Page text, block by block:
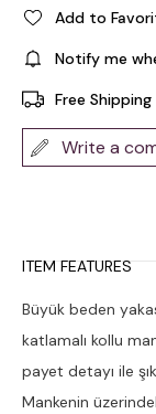
Add to
Notify me
Free Shipping
Write a
ITEM FEATURES
Büyük beden
katlamalı kollu
payet detayı ile
Mankenin